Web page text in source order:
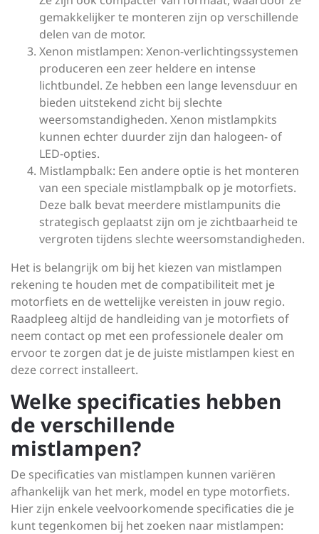
gemakkelijker te monteren zijn op verschillende
delen van de motor.
Xenon mistlampen: Xenon-verlichtingssystemen
produceren een zeer heldere en intense
lichtbundel. Ze hebben een lange levensduur en
bieden uitstekend zicht bij slechte
weersomstandigheden. Xenon mistlampkits
kunnen echter duurder zijn dan halogeen- of
LED-opties.
Mistlampbalk: Een andere optie is het monteren
van een speciale mistlampbalk op je motorfiets.
Deze balk bevat meerdere mistlampunits die
strategisch geplaatst zijn om je zichtbaarheid te
vergroten tijdens slechte weersomstandigheden.
Het is belangrijk om bij het kiezen van mistlampen
rekening te houden met de compatibiliteit met je
motorfiets en de wettelijke vereisten in jouw regio.
Raadpleeg altijd de handleiding van je motorfiets of
neem contact op met een professionele dealer om
ervoor te zorgen dat je de juiste mistlampen kiest en
deze correct installeert.
Welke specificaties hebben
de verschillende
mistlampen?
De specificaties van mistlampen kunnen variëren
afhankelijk van het merk, model en type motorfiets.
Hier zijn enkele veelvoorkomende specificaties die je
kunt tegenkomen bij het zoeken naar mistlampen: